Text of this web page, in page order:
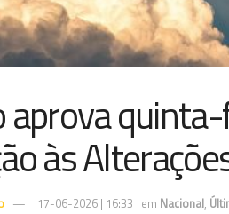
aprova
às
17-06-2026 | 16:33 em Nacional,